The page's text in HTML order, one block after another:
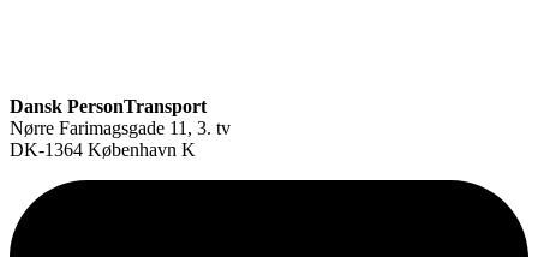
Dansk PersonTransport
Nørre Farimagsgade 11, 3. tv
DK-1364 København K